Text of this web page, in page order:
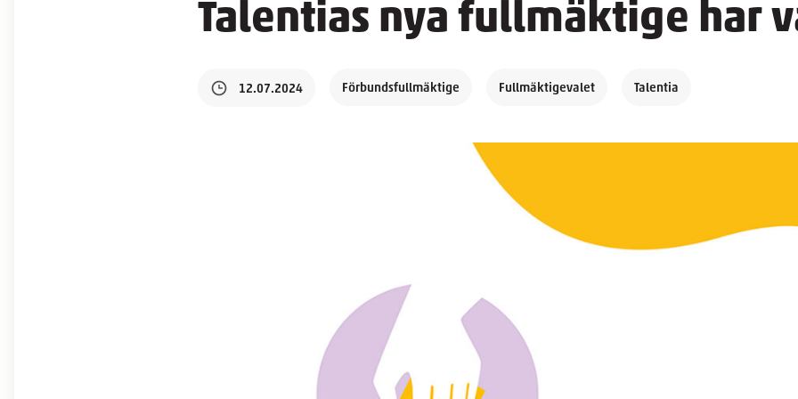
Talentias nya fullmäktige har
12.07.2024 Förbundsfullmäktige Fullmäktigevalet Talentia